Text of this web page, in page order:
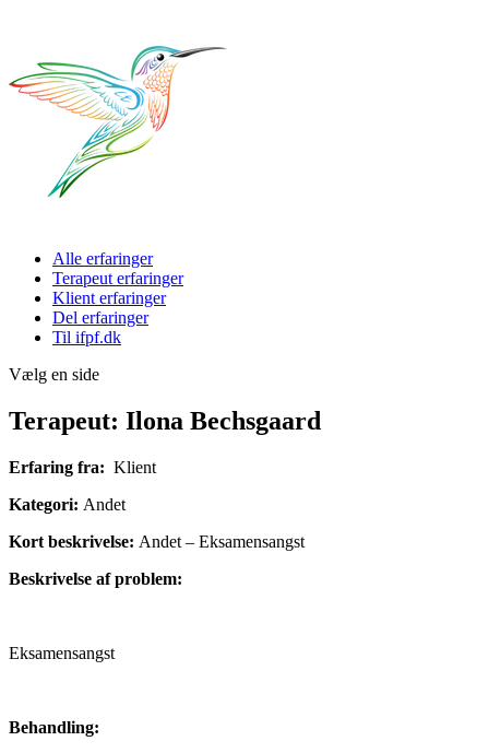
Alle erfaringer
Terapeut erfaringer
Klient erfaringer
Del erfaringer
Til ifpf.dk
Vælg en side
Terapeut: Ilona Bechsgaard
Erfaring fra: Klient
Kategori: Andet
Kort beskrivelse: Andet – Eksamensangst
Beskrivelse af problem:
Eksamensangst
Behandling: